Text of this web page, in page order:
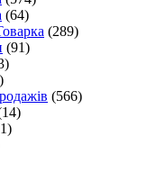
(64)
(289)
(91)
(566)